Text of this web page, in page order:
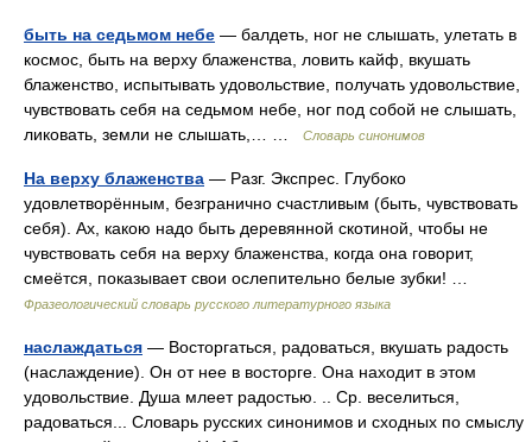
быть на седьмом небе — балдеть, ног не слышать, улетать в
космос, быть на верху блаженства, ловить кайф, вкушать
блаженство, испытывать удовольствие, получать удовольствие,
чувствовать себя на седьмом небе, ног под собой не слышать,
ликовать, земли не слышать,… …
Словарь синонимов
На верху блаженства — Разг. Экспрес. Глубоко
удовлетворённым, безгранично счастливым (быть, чувствовать
себя). Ах, какою надо быть деревянной скотиной, чтобы не
чувствовать себя на верху блаженства, когда она говорит,
смеётся, показывает свои ослепительно белые зубки! …
Фразеологический словарь русского литературного языка
наслаждаться — Восторгаться, радоваться, вкушать радость
(наслаждение). Он от нее в восторге. Она находит в этом
удовольствие. Душа млеет радостью. .. Ср. веселиться,
радоваться... Словарь русских синонимов и сходных по смыслу